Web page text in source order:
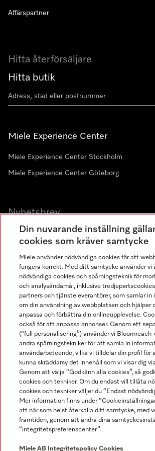
Hitta återförsäljare
Hitta butik
Miele Experience Center
Miele Experience Center Stockholm
Miele Experience Center Göteborg
Nyhetsbrev
Gå med i vår gemenskap
Affärspartner
Miele AB
Allmänna villkor
Användarvillkor
Miele tillgänglighetsförklaring
Lagen om digitala tjänster
Miele på LinkedIn
Miele på Facebook
Miele på Instagram
Miele på Youtube
Din nuvarande inställning
cookies som kräver samtycke
Miele använder nödvändiga cookies för att
fungera korrekt. Med ditt samtycke använder vi
nödvändiga cookies och spårningsteknik för
och analysändamål, inklusive
partners och tjänsteleverantörer, som samlar in
om din användning av webbplatsen och hjälper
anpassa och förbättra din onlineupplevelse.
också för att anpassa annonser. Genom ett
(“full personalisering”) använder vi
andra spårningstekniker för att samla in
användarbeteende, vilka vi tilldelar din profil för
kunna skräddarsy det innehåll som vi visar dig
Genom att välja “Godkänn alla cookies”, så
cookies och tekniker. Om du endast vill tillåta
cookies och tekniker väljer du “Endast
Mer information finns under
att när som helst återkalla ditt samtycke, med
framtiden, genom att ändra dina
“integritetspreferenscenter”.
Miele AB Integritetspolicy Cookies